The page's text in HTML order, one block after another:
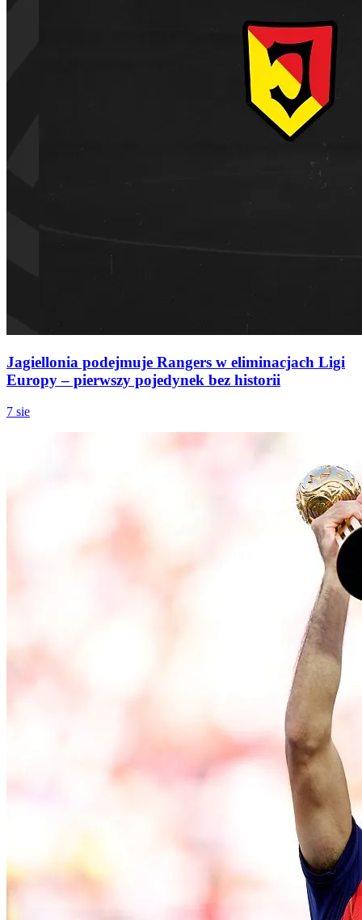
Jagiellonia podejmuje Rangers w eliminacjach Ligi
Europy – pierwszy pojedynek bez historii
7 sie